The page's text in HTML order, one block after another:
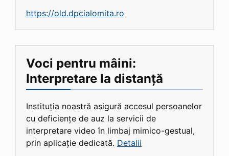
https://old.dpcialomita.ro
Voci pentru mâini:
Interpretare la distanță
Instituția noastră asigură accesul persoanelor
cu deficiențe de auz la servicii de
interpretare video în limbaj mimico-gestual,
prin aplicație dedicată. Detalii